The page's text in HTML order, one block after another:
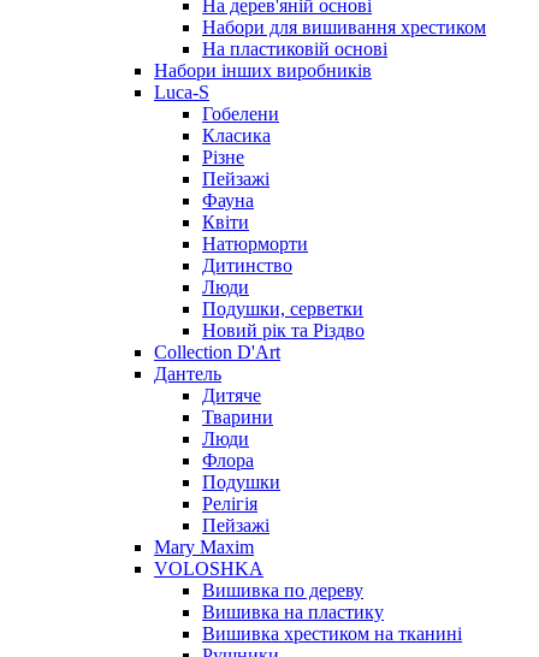
На дерев'яній основі
Набори для вишивання хрестиком
На пластиковій основі
Набори інших виробників
Luca-S
Гобелени
Класика
Різне
Пейзажі
Фауна
Квіти
Натюрморти
Дитинство
Люди
Подушки, серветки
Новий рік та Різдво
Collection D'Art
Дантель
Дитяче
Тварини
Люди
Флора
Подушки
Релігія
Пейзажі
Mary Maxim
VOLOSHKA
Вишивка по дереву
Вишивка на пластику
Вишивка хрестиком на тканині